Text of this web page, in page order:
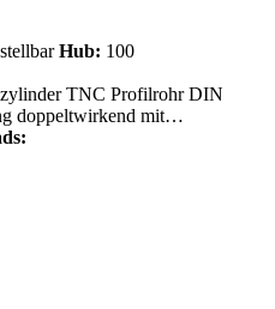
Hub: 100
TNC Profilrohr DIN
doppeltwirkend mit…